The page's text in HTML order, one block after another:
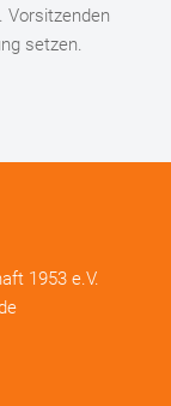
Vorsitzenden
setzen.
1953 e.V.